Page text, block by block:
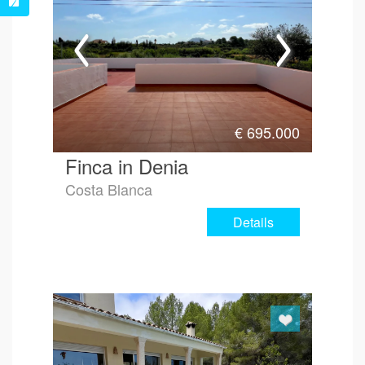
€695.000
Finca in Denia
Costa Blanca
Details